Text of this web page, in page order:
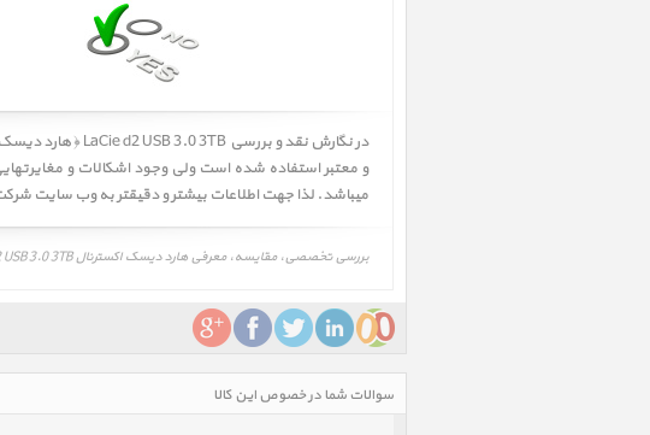
در نگارش نقد و بررسی LaCie d2 USB 3.0 3TB ﴿ هارد دیسک اکسترنال d2 USB 3.0 3TB ﴾
میباشد. لذا جهت اطلاعات بیشتر و دقیقتر به وب سایت
بررسی تخصصی، مقایسه، معرفی هارد دیسک اکسترنال d2 USB 3.0 3TB، LaCie d2 USB 3.0 3TB، نظرات، نقاط ضعف و قوت هارد دیسک اکسترنال d2 USB 3.0 3TB، LaCie d2 USB 3.0 3TB
سوالات شما در خصوص این کالا